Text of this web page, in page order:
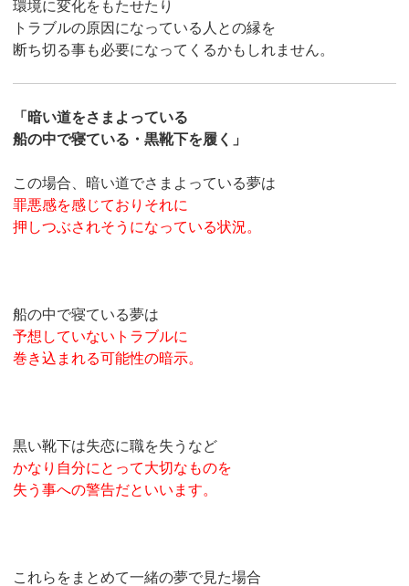
環境に変化をもたせたり
トラブルの原因になっている人との縁を
断ち切る事も必要になってくるかもしれません。
「暗い道をさまよっている
船の中で寝ている・黒靴下を履く」
この場合、暗い道でさまよっている夢は
罪悪感を感じておりそれに
押しつぶされそうになっている状況。
船の中で寝ている夢は
予想していないトラブルに
巻き込まれる可能性の暗示。
黒い靴下は失恋に職を失うなど
かなり自分にとって大切なものを
失う事への警告だといいます。
これらをまとめて一緒の夢で見た場合